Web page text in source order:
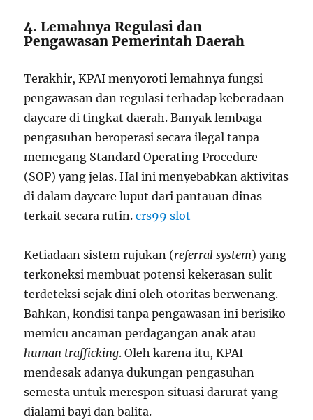
4. Lemahnya Regulasi dan
Pengawasan Pemerintah Daerah
Terakhir, KPAI menyoroti lemahnya fungsi
pengawasan dan regulasi terhadap keberadaan
daycare di tingkat daerah. Banyak lembaga
pengasuhan beroperasi secara ilegal tanpa
memegang Standard Operating Procedure
(SOP) yang jelas. Hal ini menyebabkan aktivitas
di dalam daycare luput dari pantauan dinas
terkait secara rutin.crs99 slot
Ketiadaan sistem rujukan (referral system) yang
terkoneksi membuat potensi kekerasan sulit
terdeteksi sejak dini oleh otoritas berwenang.
Bahkan, kondisi tanpa pengawasan ini berisiko
memicu ancaman perdagangan anak atau
human trafficking. Oleh karena itu, KPAI
mendesak adanya dukungan pengasuhan
semesta untuk merespon situasi darurat yang
dialami bayi dan balita.